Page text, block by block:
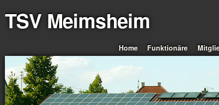
TSV Meimsheim
Home Funktionäre